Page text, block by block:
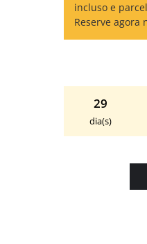
incluso e
Reserve agora
29
dia(s)